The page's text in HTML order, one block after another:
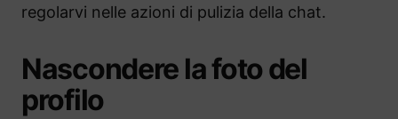
regolarvi nelle azioni di pulizia della chat.
Nascondere la foto del
profilo